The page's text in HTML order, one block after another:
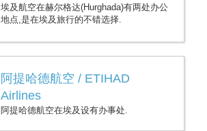
埃及航空在赫尔格达(Hurghada)有两处办公
地点,是在埃及旅行的不错选择.
阿提哈德航空 / ETIHAD
Airlines
阿提哈德航空在埃及设有办事处.